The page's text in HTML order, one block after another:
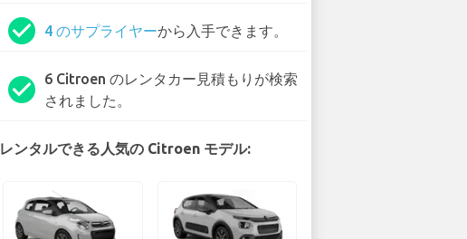
check_circle 4 のサプライヤーから入手できます。
check_circle
6 Citroen のレンタカー見積もりが検索
されました。
レンタルできる人気の Citroen モデル: